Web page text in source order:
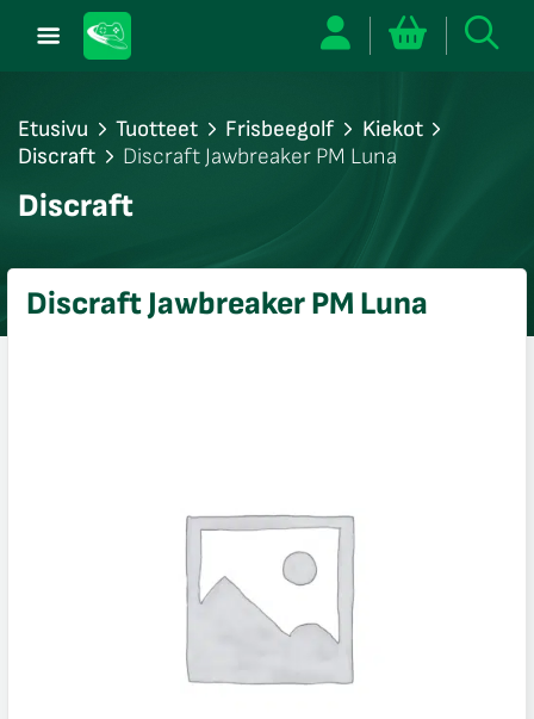
Etusivu Tuotteet Frisbeegolf
Kiekot
Discraft
Discraft Jawbreaker PM Luna
Discraft
Discraft Jawbreaker PM Luna
sulje
sulje